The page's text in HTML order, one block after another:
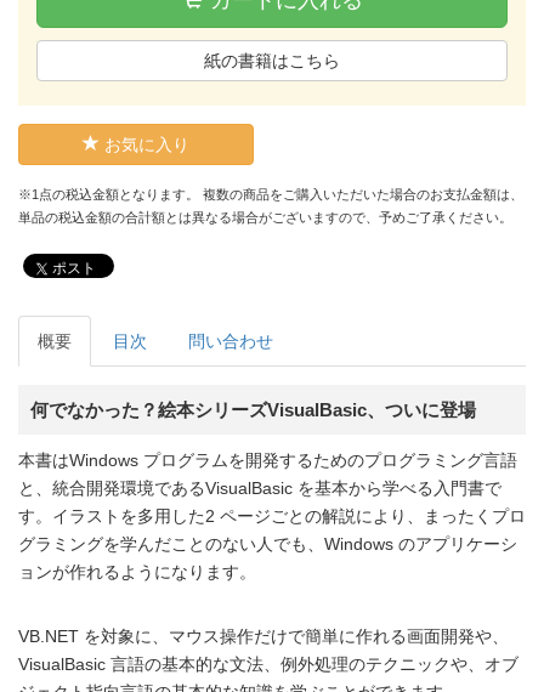
紙の書籍はこちら
お気に入り
※1点の税込金額となります。 複数の商品をご購入いただいた場合のお支払金額は、
単品の税込金額の合計額とは異なる場合がございますので、予めご了承ください。
ポスト
概要 目次 問い合わせ
何でなかった？絵本シリーズVisualBasic、ついに登場
本書はWindows プログラムを開発するためのプログラミング言語
と、統合開発環境であるVisualBasic を基本から学べる入門書で
す。イラストを多用した2 ページごとの解説により、まったくプロ
グラミングを学んだことのない人でも、Windows のアプリケーシ
ョンが作れるようになります。
VB.NET を対象に、マウス操作だけで簡単に作れる画面開発や、
VisualBasic 言語の基本的な文法、例外処理のテクニックや、オブ